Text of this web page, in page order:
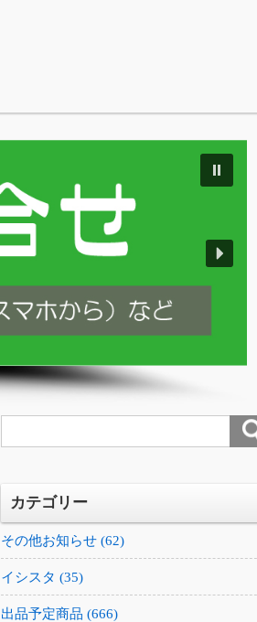
カテゴリー
その他お知らせ (62)
イシスタ (35)
出品予定商品 (666)